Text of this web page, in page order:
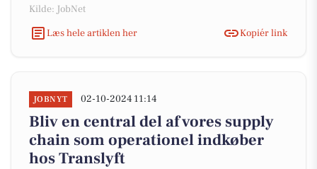
Kilde: JobNet
Læs hele artiklen her
Kopiér link
JOBNYT 02-10-2024 11:14
Bliv en central del af vores supply
chain som operationel indkøber
hos Translyft